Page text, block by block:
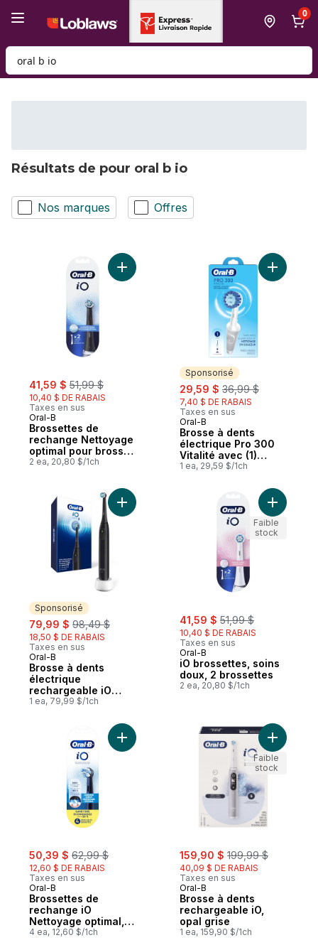
0
Rechercher des produits
Résultats de pour oral b io
Nos marques Offres
sale:
41,59 $ , formerly:
51,99 $
10,40 $ DE RABAIS
Taxes en sus
Oral-B
Brossettes de
rechange Nettoyage
optimal pour brosse
à dents Oral-B iO,
2 ea, 20,80 $/1ch
Ajouter Brossettes de rechange
Sponsorisé
sale:
29,59 $ , formerly:
36,99 $
7,40 $ DE RABAIS
Taxes en sus
Sponsorisé
Oral-B
Brosse à dents
électrique Pro 300
Vitalité avec (1)
brossette,
1 ea, 29,59 $/1ch
Ajouter
Sponsorisé
sale:
79,99 $ , formerly:
98,49 $
18,50 $ DE RABAIS
Taxes en sus
Sponsorisé
Oral-B
Brosse à dents
électrique
rechargeable iO
Série 2, noir minuit
soins doux – Capteur
pression pour
protéger les
gencives – 3 modes –
Minuterie de 2
minutes
1 ea, 79,99 $/1ch
Ajouter Brosse à dents électrique
sale:
41,59 $ , formerly:
51,99 $
10,40 $ DE RABAIS
Taxes en sus
Oral-B
iO brossettes, soins
doux, 2 brossettes
2 ea, 20,80 $/1ch
Ajouter
Faible
stock
sale:
50,39 $ , formerly:
62,99 $
12,60 $ DE RABAIS
Taxes en sus
Oral-B
Brossettes de
rechange iO
Nettoyage optimal,
noir, 4 unités
4 ea, 12,60 $/1ch
Ajouter Brossettes de rechange iO
sale:
159,90 $ , formerly:
199,99 $
40,09 $ DE RABAIS
Taxes en sus
Oral-B
Brosse à dents
rechargeable iO,
opal grise
1 ea, 159,90 $/1ch
Ajouter
Faible
stock